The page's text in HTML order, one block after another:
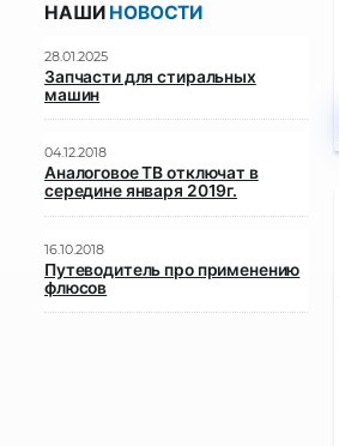
НАШИ НОВОСТИ
28.01.2025
Запчасти для стиральных
машин
04.12.2018
Аналоговое ТВ отключат в
середине января 2019г.
16.10.2018
Путеводитель про применению
флюсов